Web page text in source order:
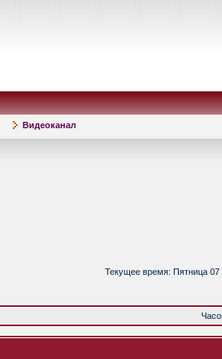
Видеоканал
Текущее время: Пятница 07